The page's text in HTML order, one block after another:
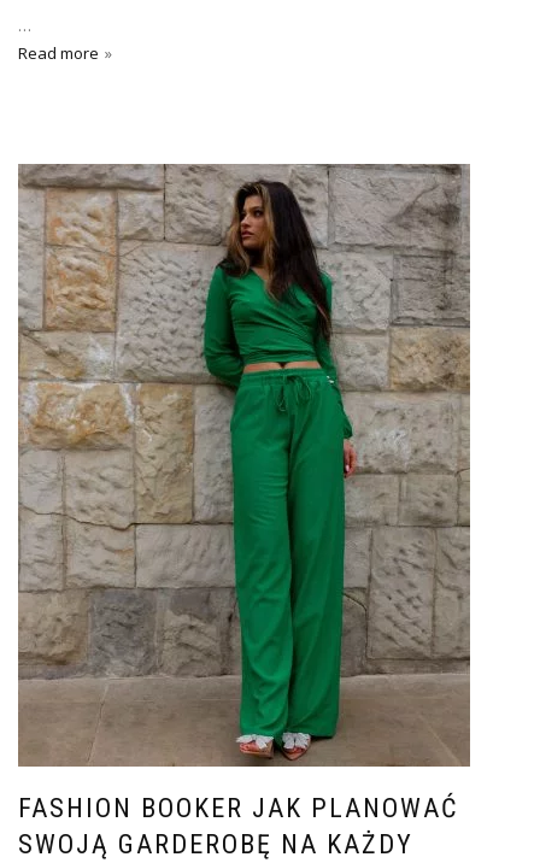
…
Read more
FASHION BOOKER JAK PLANOWAĆ
SWOJĄ GARDEROBĘ NA KAŻDY